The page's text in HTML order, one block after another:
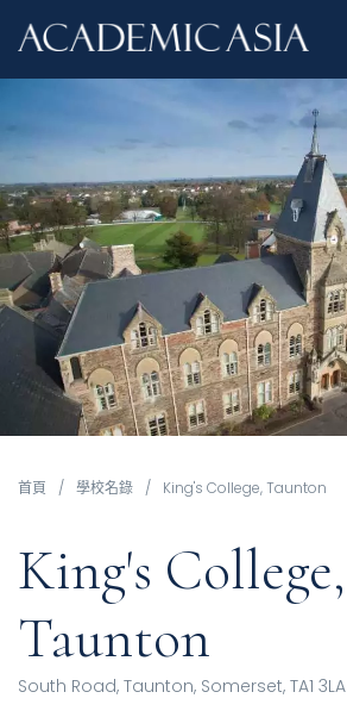
首頁 / 學校名錄 / King's College, Taunton
King's College,
Taunton
South Road, Taunton, Somerset, TA1 3LA